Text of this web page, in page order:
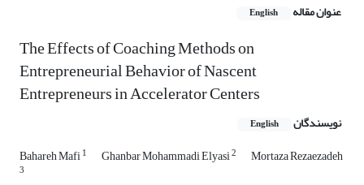
عنوان مقاله English
The Effects of Coaching Methods on
Entrepreneurial Behavior of Nascent
Entrepreneurs in Accelerator Centers
نویسندگان English
Bahareh Mafi1 Ghanbar Mohammadi Elyasi2 Mortaza Rezaezadeh
3